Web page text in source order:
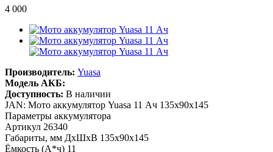
4 000
Производитель: Yuasa
Модель АКБ:
Доступность: В наличии
JAN: Мото аккумулятор Yuasa 11 Ач 135x90x145
Параметры аккумулятора
Артикул 26340
Габариты, мм ДхШхВ 135x90x145
Ёмкость (А*ч) 11